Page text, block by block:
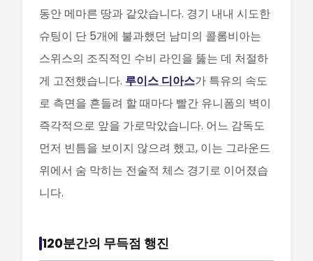
동안 메마른 땅과 같았습니다. 경기 내내 시도한
슈팅이 단 5개에 불과했던 남미의 콜롬비아는
스위스의 조직적인 수비 라인을 뚫는 데 처절하
게 고전했습니다. 루이스 디아스가 특유의 속도
로 측면을 흔들려 할 때마다 빨간 유니폼의 벽이
즉각적으로 앞을 가로막았습니다. 어느 감독도
먼저 빈틈을 보이지 않으려 했고, 이는 그라운드
위에서 숨 막히는 전술적 체스 경기로 이어졌습
니다.
120분간의 무득점 행진